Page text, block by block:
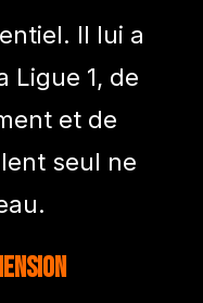
Il lui a
Ligue 1, de
et de
seul ne